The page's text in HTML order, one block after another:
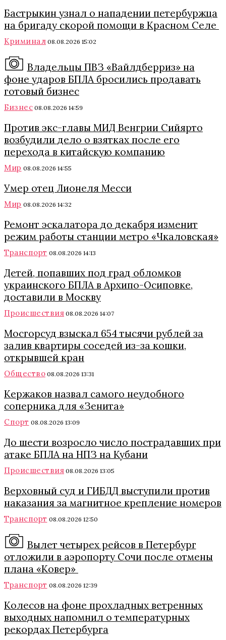
Бастрыкин узнал о нападении петербуржца
на бригаду скорой помощи в Красном Селе
Криминал 08.08.2026 15:02
Владельцы ПВЗ «Вайлдберриз» на
фоне ударов БПЛА бросились продавать
готовый бизнес
Бизнес 08.08.2026 14:59
Против экс-главы МИД Венгрии Сийярто
возбудили дело о взятках после его
перехода в китайскую компанию
Мир 08.08.2026 14:55
Умер отец Лионеля Месси
Мир 08.08.2026 14:32
Ремонт эскалатора до декабря изменит
режим работы станции метро «Чкаловская»
Транспорт 08.08.2026 14:13
Детей, попавших под град обломков
украинского БПЛА в Архипо-Осиповке,
доставили в Москву
Происшествия 08.08.2026 14:07
Мосгорсуд взыскал 654 тысячи рублей за
залив квартиры соседей из-за кошки,
открывшей кран
Общество 08.08.2026 13:31
Кержаков назвал самого неудобного
соперника для «Зенита»
Спорт 08.08.2026 13:09
До шести возросло число пострадавших при
атаке БПЛА на НПЗ на Кубани
Происшествия 08.08.2026 13:05
Верховный суд и ГИБДД выступили против
наказания за магнитное крепление номеров
Транспорт 08.08.2026 12:50
Вылет четырех рейсов в Петербург
отложили в аэропорту Сочи после отмены
плана «Ковер»
Транспорт 08.08.2026 12:39
Колесов на фоне прохладных ветренных
выходных напомнил о температурных
рекордах Петербурга